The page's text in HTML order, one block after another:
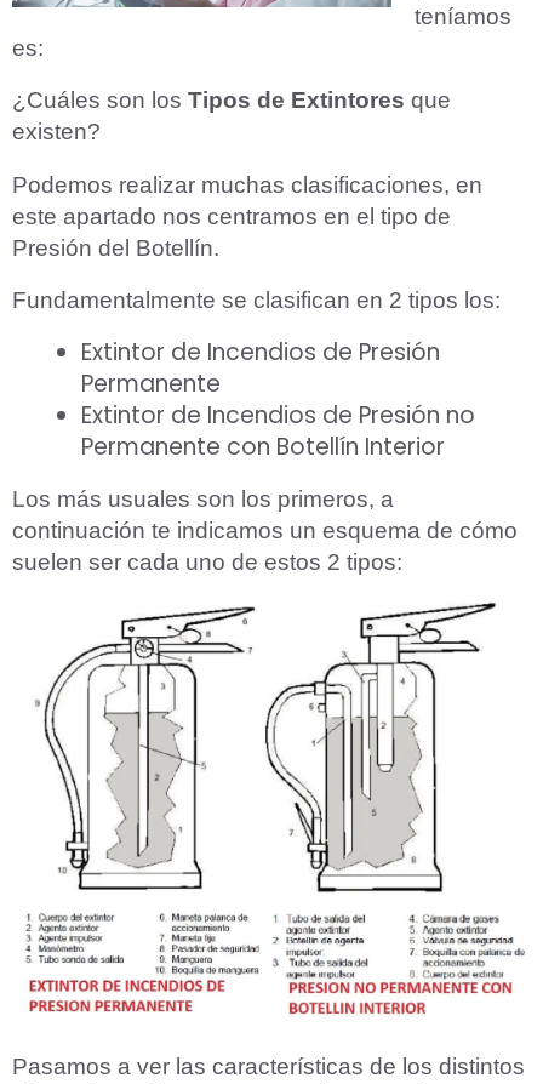
teníamos
es:
¿Cuáles son los Tipos de Extintores que
existen?
Podemos realizar muchas clasificaciones, en
este apartado nos centramos en el tipo de
Presión del Botellín.
Fundamentalmente se clasifican en 2 tipos los:
Extintor de Incendios de Presión
Permanente
Extintor de Incendios de Presión no
Permanente con Botellín Interior
Los más usuales son los primeros, a
continuación te indicamos un esquema de cómo
suelen ser cada uno de estos 2 tipos:
Pasamos a ver las características de los distintos